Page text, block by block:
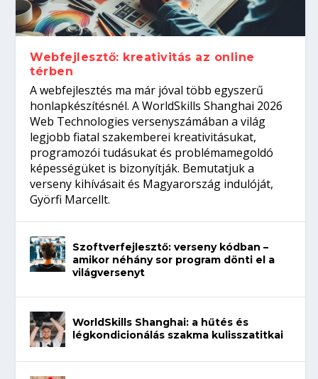
Így növelheted az esélyedet az
állásinterjúra...
gépeket?
Tanulj szakmát!
amikor néhány sor program dönti el a
világversenyt...
Webfejlesztő: kreativitás az online
térben
A webfejlesztés ma már jóval több egyszerű
honlapkészítésnél. A WorldSkills Shanghai 2026
Web Technologies versenyszámában a világ
legjobb fiatal szakemberei kreativitásukat,
programozói tudásukat és problémamegoldó
képességüket is bizonyítják. Bemutatjuk a
verseny kihívásait és Magyarország indulóját,
Györfi Marcellt.
Szoftverfejlesztő: verseny kódban –
amikor néhány sor program dönti el a
világversenyt
WorldSkills Shanghai: a hűtés és
légkondicionálás szakma kulisszatitkai